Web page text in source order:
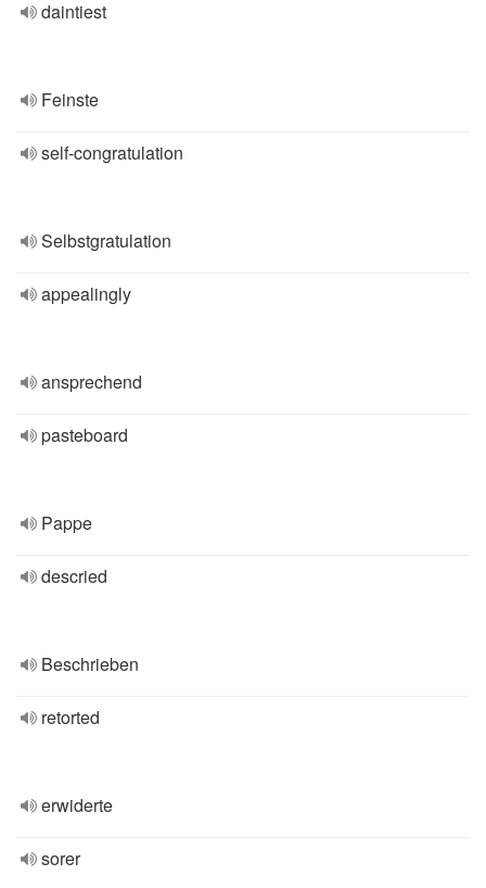
daintiest
Feinste
self-congratulation
Selbstgratulation
appealingly
ansprechend
pasteboard
Pappe
descried
Beschrieben
retorted
erwiderte
sorer